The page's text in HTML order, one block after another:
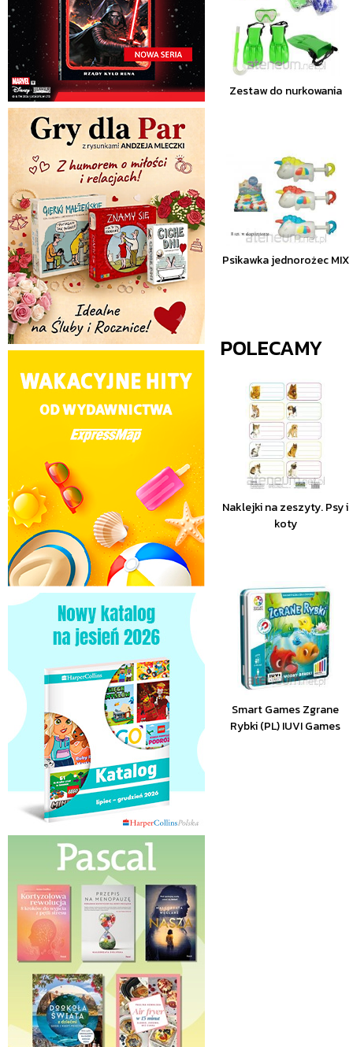
Zestaw do nurkowania
Psikawka jednorożec MIX
POLECAMY
Naklejki na zeszyty. Psy i
koty
Smart Games Zgrane
Rybki (PL) IUVI Games